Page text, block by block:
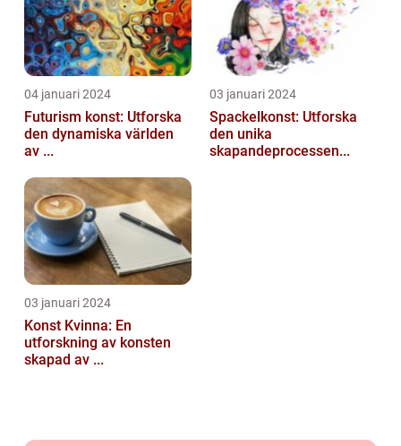
04 januari 2024
Futurism konst: Utforska
den dynamiska världen
av ...
03 januari 2024
Spackelkonst: Utforska
den unika
skapandeprocessen...
03 januari 2024
Konst Kvinna: En
utforskning av konsten
skapad av ...